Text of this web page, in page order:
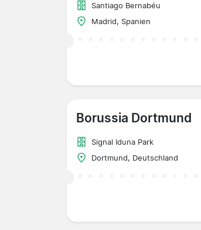
Santiago Bernabéu
Madrid, Spanien
Borussia Dortmund
Signal Iduna Park
Dortmund, Deutschland